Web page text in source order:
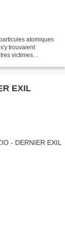
atomiques
trouvaient
victimes
EXIL